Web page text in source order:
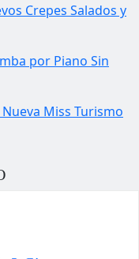
Crepes Salados y
por Piano Sin
Miss Turismo